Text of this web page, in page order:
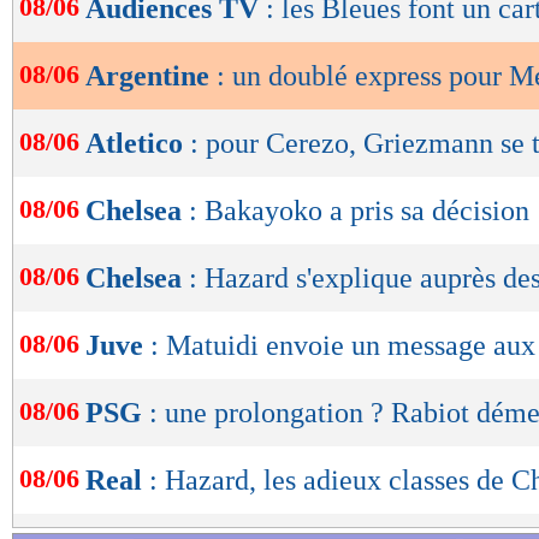
de
OK
08/06 Audiences TV : les Bleues font un
08/06 Argentine : un doublé express pour
08/06 Atletico : pour Cerezo, Griezmann se
08/06 Chelsea : Bakayoko a pris sa décision
08/06 Chelsea : Hazard s'explique auprès
08/06 Juve : Matuidi envoie un message
08/06 PSG : une prolongation ? Rabiot
08/06 Real : Hazard, les adieux classes de